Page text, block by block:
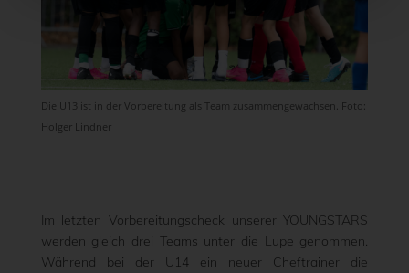
Die U13 ist in der Vorbereitung als Team zusammengewachsen. Foto:
Holger Lindner
Im letzten Vorbereitungscheck unserer YOUNGSTARS
werden gleich drei Teams unter die Lupe genommen.
Während bei der U14 ein neuer Cheftrainer die